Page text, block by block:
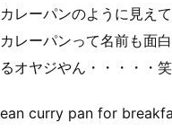
レーパンのように見え
レーパンって名前も面
るオヤジやん・・・・・笑
curry pan for